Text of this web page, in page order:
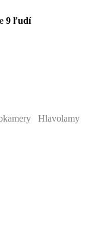
9 ľudí
Hlavolamy